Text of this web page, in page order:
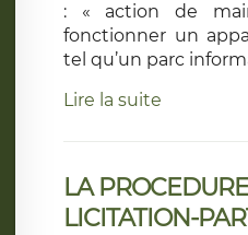
: « action de
fonctionner un
tel qu’un parc
Lire la suite
LA
LICITATION-